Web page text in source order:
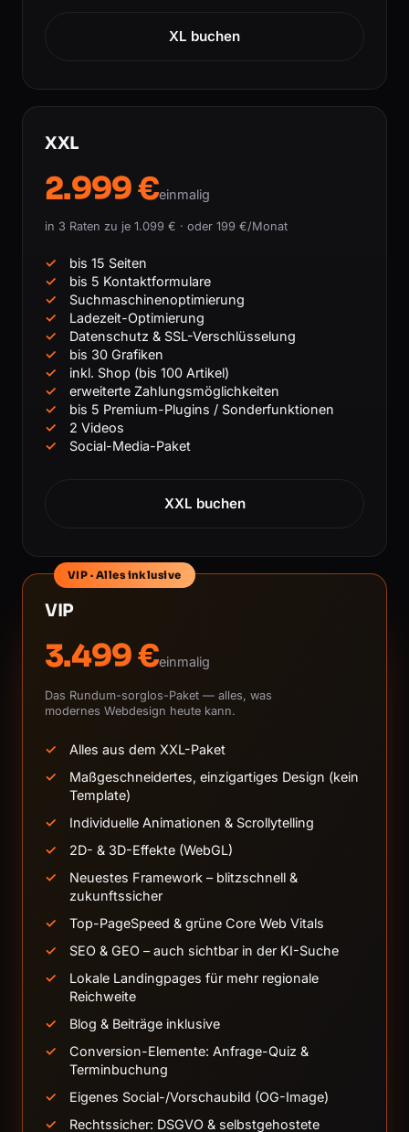
XL buchen
XXL
2.999 €einmalig
in 3 Raten zu je 1.099 € · oder 199 €/Monat
bis 15 Seiten
bis 5 Kontaktformulare
Suchmaschinenoptimierung
Ladezeit-Optimierung
Datenschutz & SSL-Verschlüsselung
bis 30 Grafiken
inkl. Shop (bis 100 Artikel)
erweiterte Zahlungsmöglichkeiten
bis 5 Premium-Plugins / Sonderfunktionen
2 Videos
Social-Media-Paket
XXL buchen
VIP · Alles inklusive
VIP
3.499 €einmalig
Das Rundum-sorglos-Paket — alles, was
modernes Webdesign heute kann.
Alles aus dem XXL-Paket
Maßgeschneidertes, einzigartiges Design (kein
Template)
Individuelle Animationen & Scrollytelling
2D- & 3D-Effekte (WebGL)
Neuestes Framework – blitzschnell &
zukunftssicher
Top-PageSpeed & grüne Core Web Vitals
SEO & GEO – auch sichtbar in der KI-Suche
Lokale Landingpages für mehr regionale
Reichweite
Blog & Beiträge inklusive
Conversion-Elemente: Anfrage-Quiz &
Terminbuchung
Eigenes Social-/Vorschaubild (OG-Image)
Rechtssicher: DSGVO & selbstgehostete